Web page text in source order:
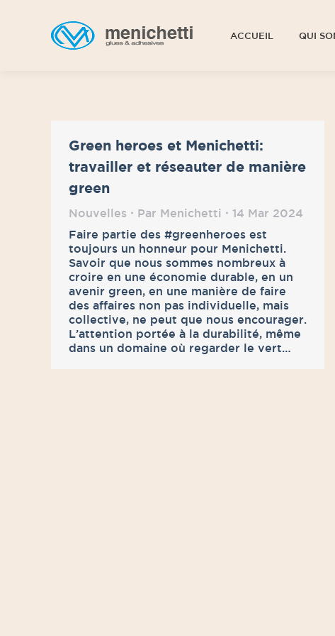
ACCUEIL QUI
Green heroes et Menichetti:
travailler et réseauter de manière
green
Nouvelles Par Menichetti
14 Mar 2024
Faire partie des #greenheroes est
toujours un honneur pour Menichetti.
Savoir que nous sommes nombreux à
croire en une économie durable, en un
avenir green, en une manière de faire
des affaires non pas individuelle, mais
collective, ne peut que nous encourager.
L’attention portée à la durabilité, même
dans un domaine où regarder le vert…